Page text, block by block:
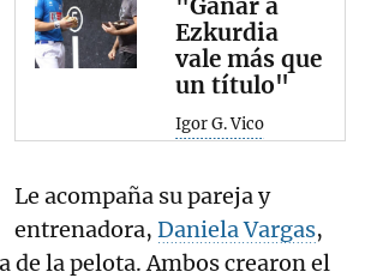
"Ganar a
Ezkurdia
vale más que
un título"
Igor G. Vico
Le acompaña su pareja y
entrenadora, Daniela Vargas,
de la pelota. Ambos crearon el